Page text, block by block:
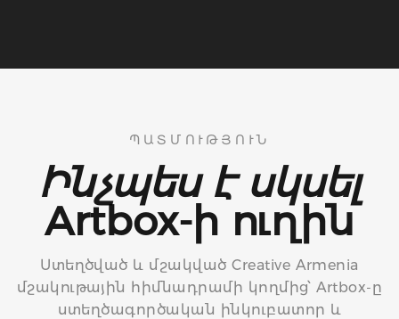
ՊԱՏՄՈՒԹՅՈՒՆ
Ինչպես է սկսել
Artbox-ի ուղին
Ստեղծված և մշակված Creative Armenia
մշակութային հիմնադրամի կողմից՝ Artbox-ը
ստեղծագործական ինկուբատոր և